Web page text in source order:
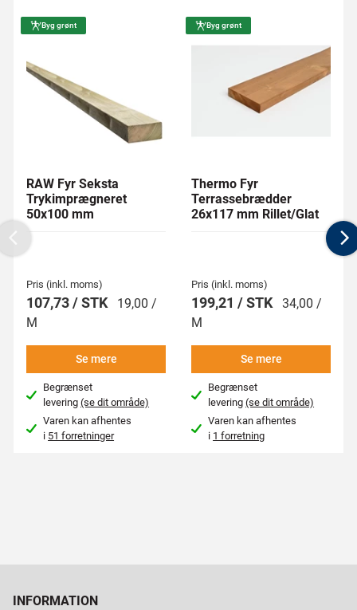
Byg grønt
RAW Fyr Seksta
Trykimprægneret
50x100 mm
Pris (inkl. moms)
107,73 / STK
19,00 /
M
Se mere
Begrænset
levering(se dit område)
Varen kan afhentes
i 51 forretninger
Byg grønt
Thermo Fyr
Terrassebrædder
26x117 mm Rillet/Glat
Pris (inkl. moms)
199,21 / STK 34,00 /
M
Se mere
Begrænset
levering(se dit område)
Varen kan afhentes
i 1 forretning
Previous
INFORMATION